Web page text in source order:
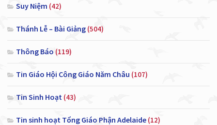
Suy Niệm (42)
Thánh Lễ – Bài Giảng (504)
Thông Báo (119)
Tin Giáo Hội Công Giáo Năm Châu (107)
Tin Sinh Hoạt (43)
Tin sinh hoạt Tổng Giáo Phận Adelaide (12)